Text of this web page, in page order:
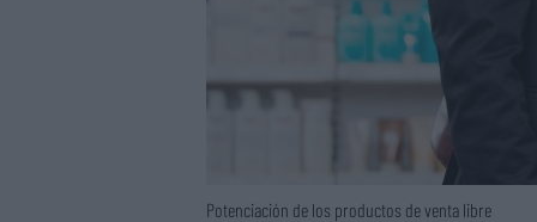
Potenciación de los productos de venta libre